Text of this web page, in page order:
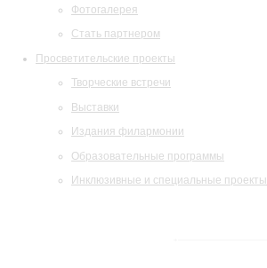
Фотогалерея
Стать партнером
Просветительские проекты
Творческие встречи
Выставки
Издания филармонии
Образовательные программы
Инклюзивные и специальные проекты